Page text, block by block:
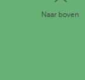
Naar boven